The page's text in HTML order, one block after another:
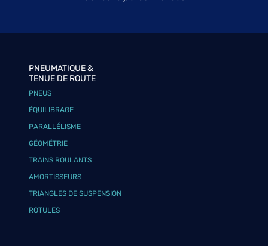
PNEUMATIQUE &
TENUE DE ROUTE
PNEUS
ÉQUILIBRAGE
PARALLÉLISME
GÉOMÉTRIE
TRAINS ROULANTS
AMORTISSEURS
TRIANGLES DE SUSPENSION
ROTULES